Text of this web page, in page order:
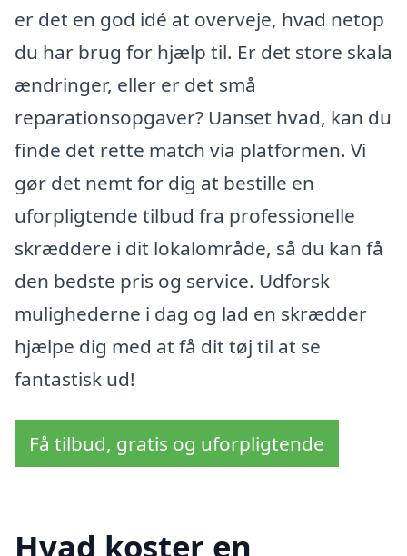
er det en god idé at overveje, hvad netop
du har brug for hjælp til. Er det store skala
ændringer, eller er det små
reparationsopgaver? Uanset hvad, kan du
finde det rette match via platformen. Vi
gør det nemt for dig at bestille en
uforpligtende tilbud fra professionelle
skræddere i dit lokalområde, så du kan få
den bedste pris og service. Udforsk
mulighederne i dag og lad en skrædder
hjælpe dig med at få dit tøj til at se
fantastisk ud!
Få tilbud, gratis og uforpligtende
Hvad koster en